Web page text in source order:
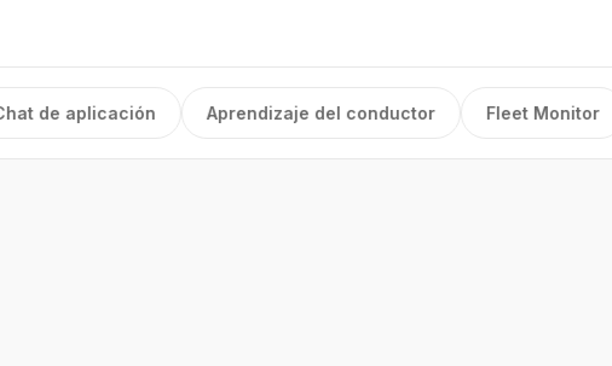
aplicación Aprendizaje del conductor Fleet Monitor